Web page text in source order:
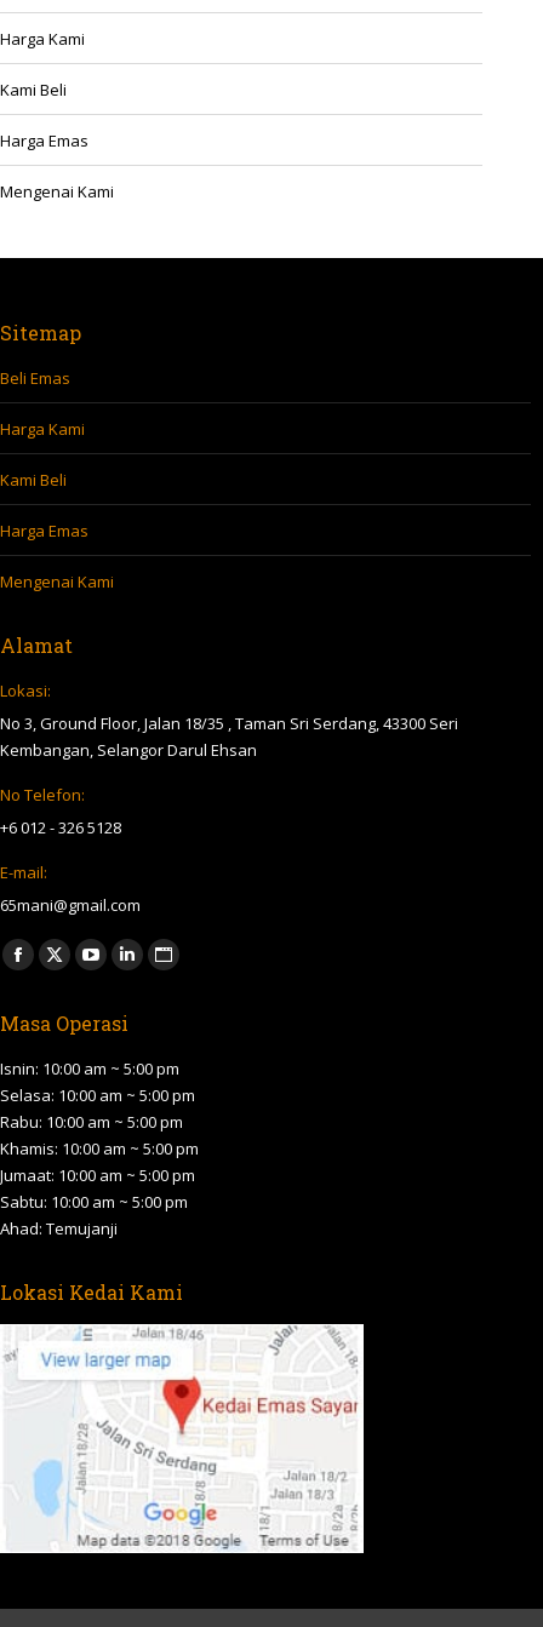
Harga Kami
Kami Beli
Harga Emas
Mengenai Kami
Sitemap
Beli Emas
Harga Kami
Kami Beli
Harga Emas
Mengenai Kami
Alamat
Lokasi:
No 3, Ground Floor, Jalan 18/35 , Taman Sri Serdang, 43300 Seri
Kembangan, Selangor Darul Ehsan
No Telefon:
+6 012 - 326 5128
E-mail:
65mani@gmail.com
Find us on:
Facebook
opens
in
new
window
X
opens
in
new
window
YouTube
opens
in
new
window
Linkedin
opens
in
new
window
Website
in
new
window
Masa Operasi
Isnin: 10:00 am ~ 5:00 pm
Selasa: 10:00 am ~ 5:00 pm
Rabu: 10:00 am ~ 5:00 pm
Khamis: 10:00 am ~ 5:00 pm
Jumaat: 10:00 am ~ 5:00 pm
Sabtu: 10:00 am ~ 5:00 pm
Ahad: Temujanji
Lokasi Kedai Kami